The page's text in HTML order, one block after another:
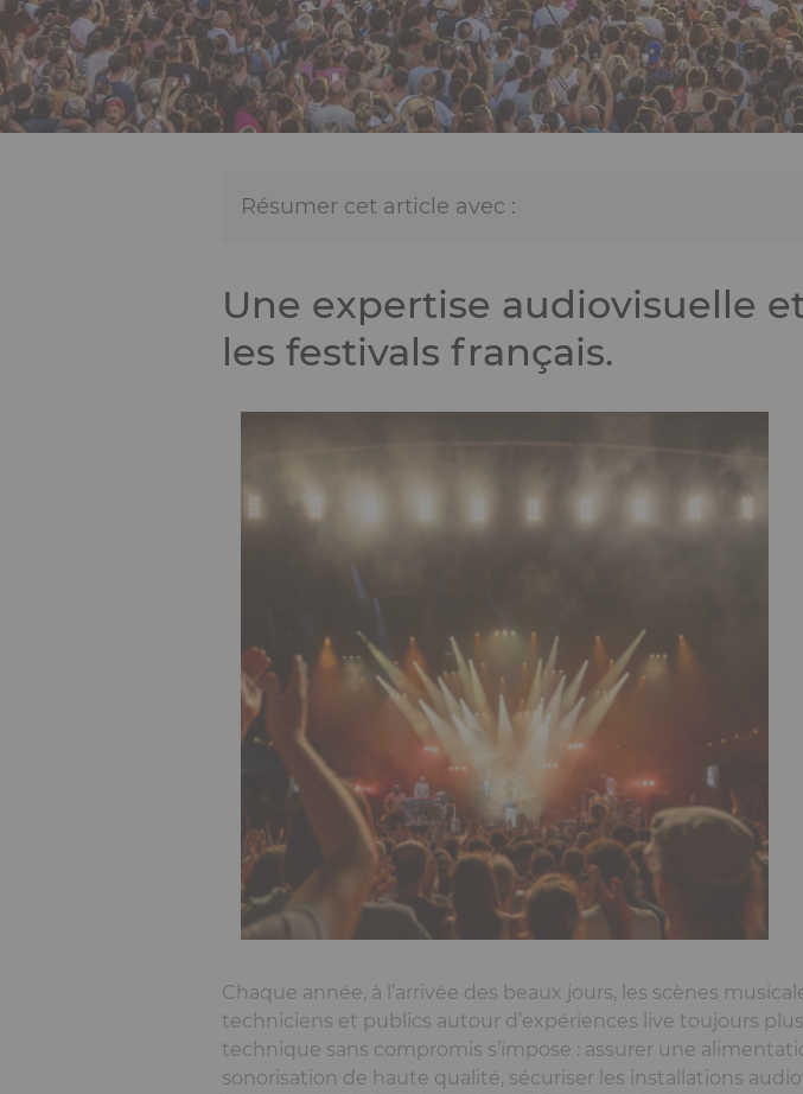
Résumer cet article avec :
Une expertise audiovisuelle
les festivals français.
Chaque année, à l’arrivée des beaux jours, les scènes
techniciens et publics autour d’expériences live toujours
technique sans compromis s’impose : assurer une
sonorisation de haute qualité, sécuriser les installations